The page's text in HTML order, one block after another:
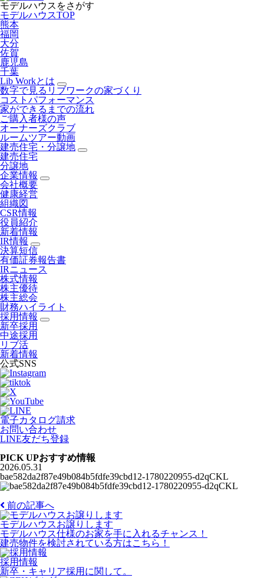
モデルハウスをさがす
モデルハウスTOP
熊本
福岡
大分
佐賀
鹿児島
千葉
Lib Workとは
数字で見るリブワークの家づくり
コストパフォーマンス
家ができるまでの流れ
ご購入者様の声
オーナーズクラブ
ルームツアー動画
建売住宅・分譲地
建売住宅
分譲地
企業情報
会社概要
健康経営
組織図
CSR情報
役員紹介
新着情報
IR情報
決算短信
有価証券報告書
IRニュース
株式情報
株主優待
株主総会
財務ハイライト
採用情報
新卒採用
中途採用
リブ活
新着情報
公式SNS
電子カタログ請求
お問い合わせ
LINE友だち登録
PICK UPおすすめ情報
2026.05.31
bae582da2f87e49b084b5fdfe39cbd12-1780220955-d2qCKL
前の記事へ
モデルハウスお譲りします
モデルハウス仕様のお家を手に入れるチャンス！
建売物件を検討されている方はこちら！
採用情報
新卒・キャリア採用に関して。